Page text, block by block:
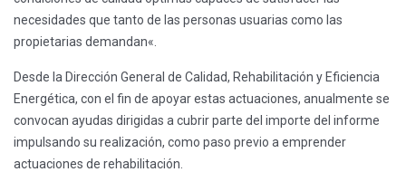
necesidades que tanto de las personas usuarias como las
propietarias demandan«.
Desde la Dirección General de Calidad, Rehabilitación y Eficiencia
Energética, con el fin de apoyar estas actuaciones, anualmente se
convocan ayudas dirigidas a cubrir parte del importe del informe
impulsando su realización, como paso previo a emprender
actuaciones de rehabilitación.